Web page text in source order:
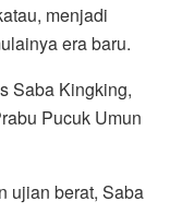
menjadi
era baru.
Saba Kingking,
Pucuk Umun
ujian berat, Saba